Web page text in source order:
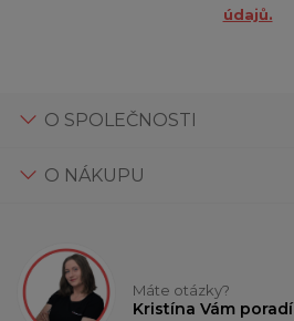
údajů.
O SPOLEČNOSTI
O NÁKUPU
Máte otázky?
Kristína Vám poradí